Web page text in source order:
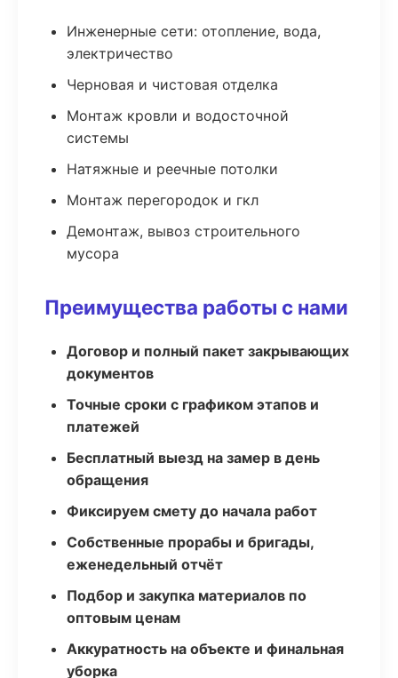
Инженерные сети: отопление, вода,
электричество
Черновая и чистовая отделка
Монтаж кровли и водосточной
системы
Натяжные и реечные потолки
Монтаж перегородок и гкл
Демонтаж, вывоз строительного
мусора
Преимущества работы с нами
Договор и полный пакет закрывающих
документов
Точные сроки с графиком этапов и
платежей
Бесплатный выезд на замер в день
обращения
Фиксируем смету до начала работ
Собственные прорабы и бригады,
еженедельный отчёт
Подбор и закупка материалов по
оптовым ценам
Аккуратность на объекте и финальная
уборка